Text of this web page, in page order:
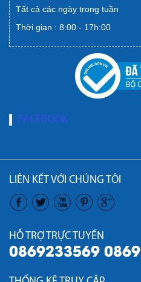
Tất cả các ngày trong tuần
Thời gian : 8:00 - 17h:00
FACEBOOK
LIÊN KẾT VỚI CHÚNG TÔI
HỖ TRỢ TRỰC TUYẾN
0869233569